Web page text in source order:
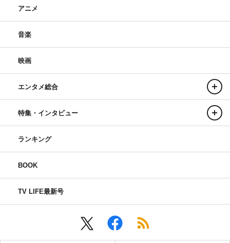
アニメ
音楽
映画
エンタメ総合
特集・インタビュー
ランキング
BOOK
TV LIFE最新号